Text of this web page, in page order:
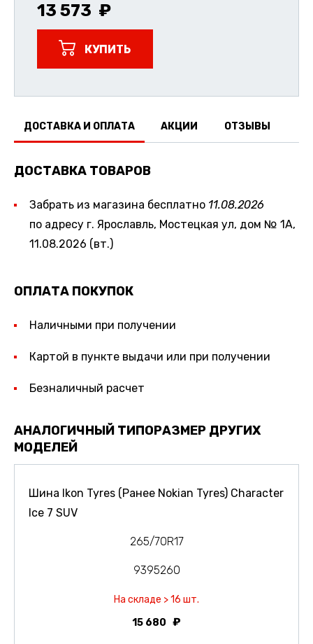
13 573
КУПИТЬ
ДОСТАВКА И ОПЛАТА АКЦИИ ОТЗЫВЫ
ДОСТАВКА ТОВАРОВ
Забрать из магазина бесплатно 11.08.2026
по адресу г. Ярославль, Мостецкая ул, дом № 1А,
11.08.2026 (вт.)
ОПЛАТА ПОКУПОК
Наличными при получении
Картой в пункте выдачи или при получении
Безналичный расчет
АНАЛОГИЧНЫЙ ТИПОРАЗМЕР ДРУГИХ
МОДЕЛЕЙ
Шина Ikon Tyres (Ранее Nokian Tyres) Character
Ice 7 SUV
265/70R17
9395260
На складе > 16 шт.
15 680